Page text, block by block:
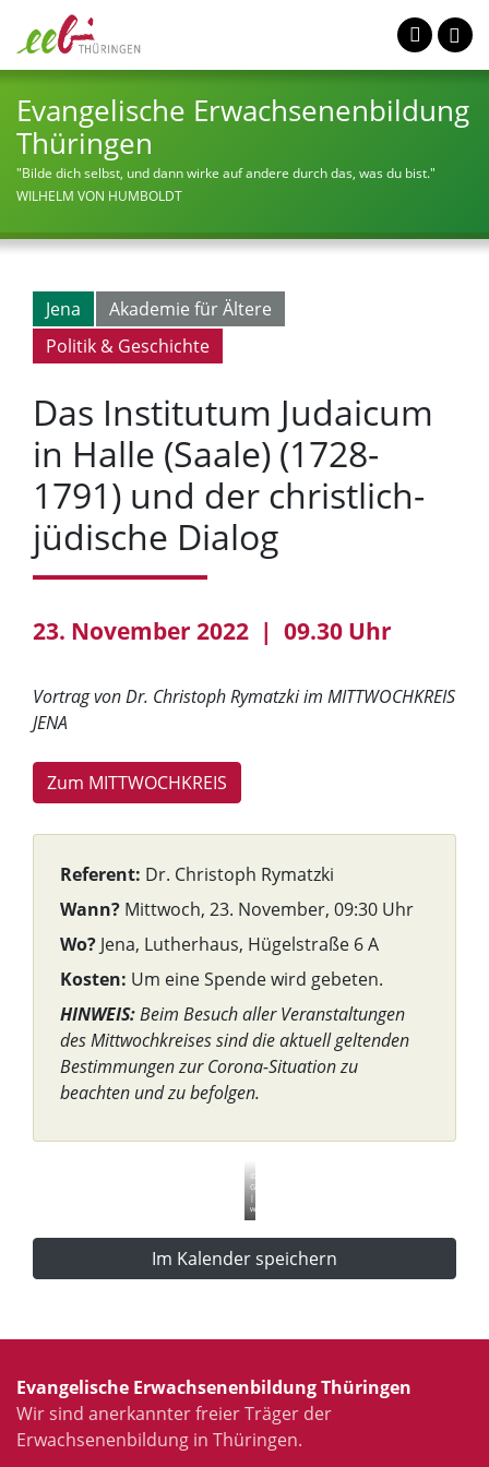
Evangelische Erwachsenenbildung
Thüringen
"Bilde dich selbst, und dann wirke auf andere durch das, was du bist."
WILHELM VON HUMBOLDT
Jena
Akademie für Ältere
Politik & Geschichte
Das Institutum Judaicum
in Halle (Saale) (1728-
1791) und der christlich-
jüdische Dialog
23. November 2022 | 09.30 Uhr
Vortrag von Dr. Christoph Rymatzki im MITTWOCHKREIS
JENA
Zum MITTWOCHKREIS
Referent: Dr. Christoph Rymatzki
Wann? Mittwoch, 23. November, 09:30 Uhr
Wo? Jena, Lutherhaus, Hügelstraße 6 A
Kosten: Um eine Spende wird gebeten.
HINWEIS:Beim Besuch aller Veranstaltungen
des Mittwochkreises sind die aktuell geltenden
Bestimmungen zur Corona-Situation zu
beachten und zu befolgen.
©
Gemeinfrei
wikimedia.org
Im Kalender speichern
Evangelische Erwachsenenbildung Thüringen
Wir sind anerkannter freier Träger der
Erwachsenenbildung in Thüringen.